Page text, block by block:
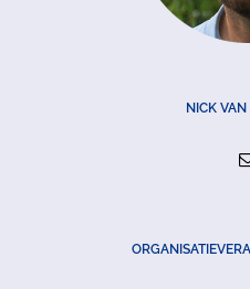
NICK